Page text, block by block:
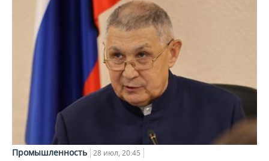
Промышленность 28 июл, 20:45